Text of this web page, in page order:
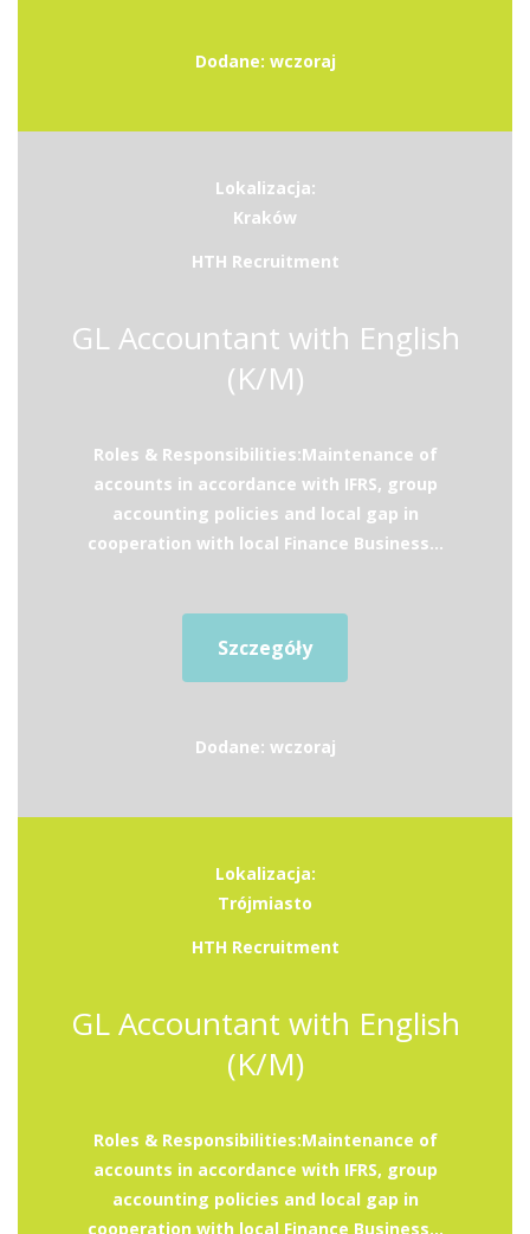
Dodane: wczoraj
Lokalizacja:
Kraków
HTH Recruitment
GL Accountant with English
(K/M)
Roles & Responsibilities:Maintenance of
accounts in accordance with IFRS, group
accounting policies and local gap in
cooperation with local Finance Business...
Szczegóły
Dodane: wczoraj
Lokalizacja:
Trójmiasto
HTH Recruitment
GL Accountant with English
(K/M)
Roles & Responsibilities:Maintenance of
accounts in accordance with IFRS, group
accounting policies and local gap in
cooperation with local Finance Business...